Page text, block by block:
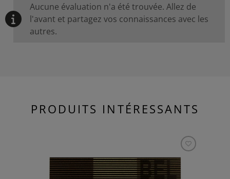
Aucune évaluation n'a été trouvée. Allez de
l'avant et partagez vos connaissances avec les
autres.
PRODUITS INTÉRESSANTS